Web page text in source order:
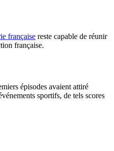
française reste capable de réunir
française.
épisodes avaient attiré
sportifs, de tels scores